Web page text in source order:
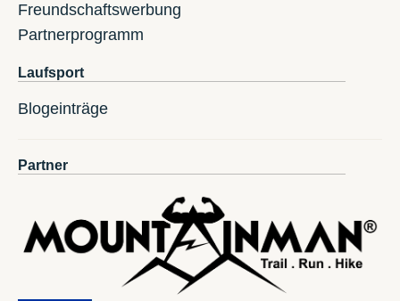
Freundschaftswerbung
Partnerprogramm
Laufsport
Blogeinträge
Partner